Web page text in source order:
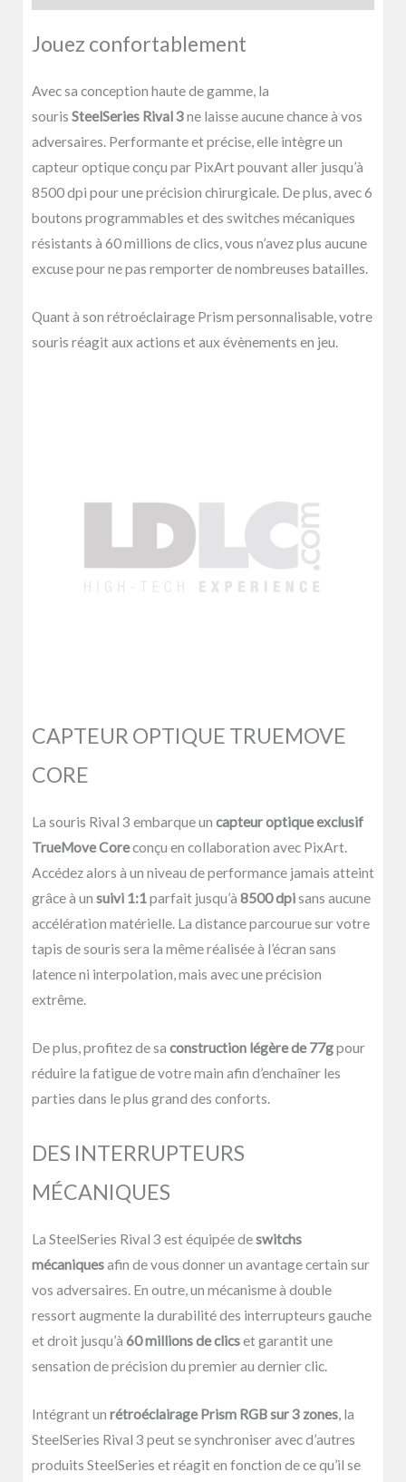
Jouez confortablement
Avec sa conception haute de gamme, la
souris SteelSeries Rival 3ne laisse aucune chance à vos
adversaires. Performante et précise, elle intègre un
capteur optique conçu par PixArt pouvant aller jusqu’à
8500 dpi pour une précision chirurgicale. De plus, avec 6
boutons programmables et des switches mécaniques
résistants à 60 millions de clics, vous n’avez plus aucune
excuse pour ne pas remporter de nombreuses batailles.
Quant à son rétroéclairage Prism personnalisable, votre
souris réagit aux actions et aux évènements en jeu.
CAPTEUR OPTIQUE TRUEMOVE
CORE
La souris Rival 3 embarque un capteur optique exclusif
TrueMove Coreconçu en collaboration avec PixArt.
Accédez alors à un niveau de performance jamais atteint
grâce à un suivi 1:1parfait jusqu’à 8500 dpisans aucune
accélération matérielle. La distance parcourue sur votre
tapis de souris sera la même réalisée à l’écran sans
latence ni interpolation, mais avec une précision
extrême.
De plus, profitez de sa construction légère de 77gpour
réduire la fatigue de votre main afin d’enchaîner les
parties dans le plus grand des conforts.
DES INTERRUPTEURS
MÉCANIQUES
La SteelSeries Rival 3 est équipée deswitchs
mécaniquesafin de vous donner un avantage certain sur
vos adversaires. En outre, un mécanisme à double
ressort augmente la durabilité des interrupteurs gauche
et droit jusqu’à 60 millions de clicset garantit une
sensation de précision du premier au dernier clic.
Intégrant un rétroéclairage Prism RGB sur 3 zones, la
SteelSeries Rival 3 peut se synchroniser avec d’autres
produits SteelSeries et réagit en fonction de ce qu’il se